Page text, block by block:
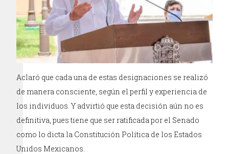
Aclaró que cada una de estas designaciones se realizó
de manera consciente, según el perfil y experiencia de
los individuos. Y advirtió que esta decisión aún no es
definitiva, pues tiene que ser ratificada por el Senado
como lo dicta la Constitución Política de los Estados
Unidos Mexicanos.